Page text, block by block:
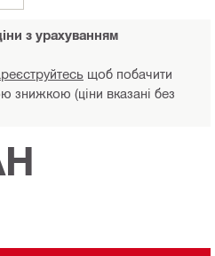
з урахуванням
щоб побачити
знижкою (ціни вказані без